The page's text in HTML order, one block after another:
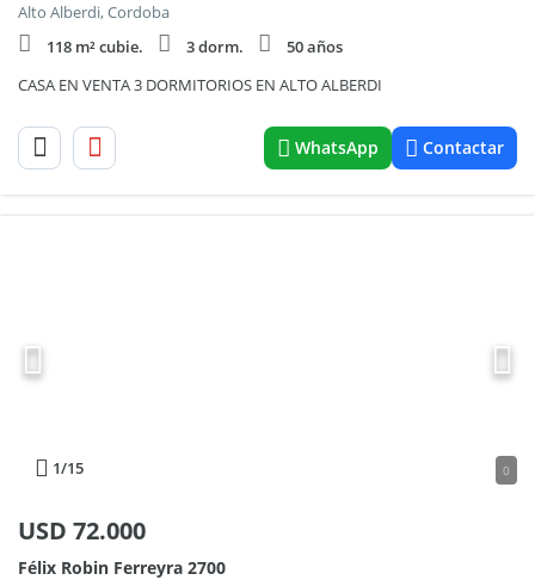
Alto Alberdi, Cordoba
118 m² cubie.
3 dorm.
50 años
CASA EN VENTA 3 DORMITORIOS EN ALTO ALBERDI
WhatsApp Contactar
1/15 0
USD 72.000
Félix Robin Ferreyra 2700